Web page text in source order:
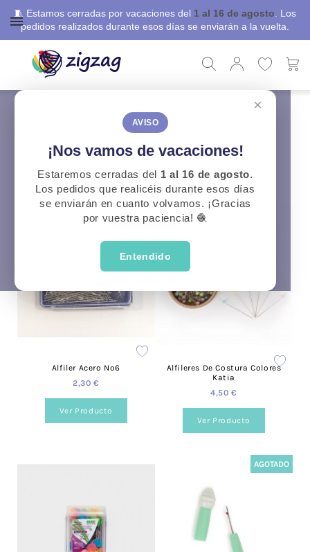
🧵 Estamos cerradas por vacaciones del 1 al 16 de agosto . Los
pedidos realizados durante esos días se enviarán a la vuelta.
×
AVISO
¡Nos vamos de vacaciones!
Estaremos cerradas del 1 al 16 de agosto.
Los pedidos que realicéis durante esos días
se enviarán en cuanto volvamos. ¡Gracias
por vuestra paciencia! 🧶
Entendido
Alfileres
Alfiler Acero Nº6
2,30 €
Ver Producto
Alfileres De Costura Colores
Katia
4,50 €
Ver Producto
AGOTADO